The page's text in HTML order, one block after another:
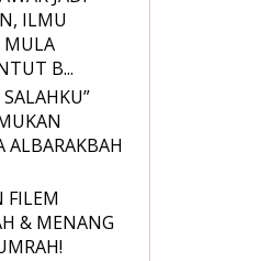
ILMU
B...
ALBARAKBAH
FILEM
& MENANG